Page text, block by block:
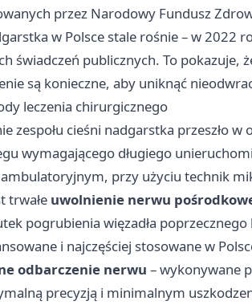
przez Narodowy Fundusz
w Polsce stale rośnie – w 2022
świadczeń publicznych. To pokazuje,
są konieczne, aby uniknąć
leczenia chirurgicznego
zespołu cieśni nadgarstka przeszło
wymagającego długiego
przy użyciu technik
trwałe uwolnienie nerwu
pogrubienia więzadła
i najczęściej stosowane w
odbarczenie nerwu – wykonywane
precyzją i minimalnym